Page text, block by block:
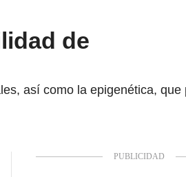
de
así como la epigenética, que